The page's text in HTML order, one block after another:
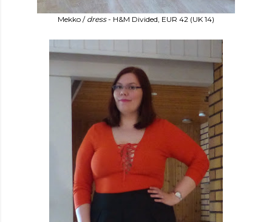
Mekko / dress- H&M Divided, EUR 42 (UK 14)